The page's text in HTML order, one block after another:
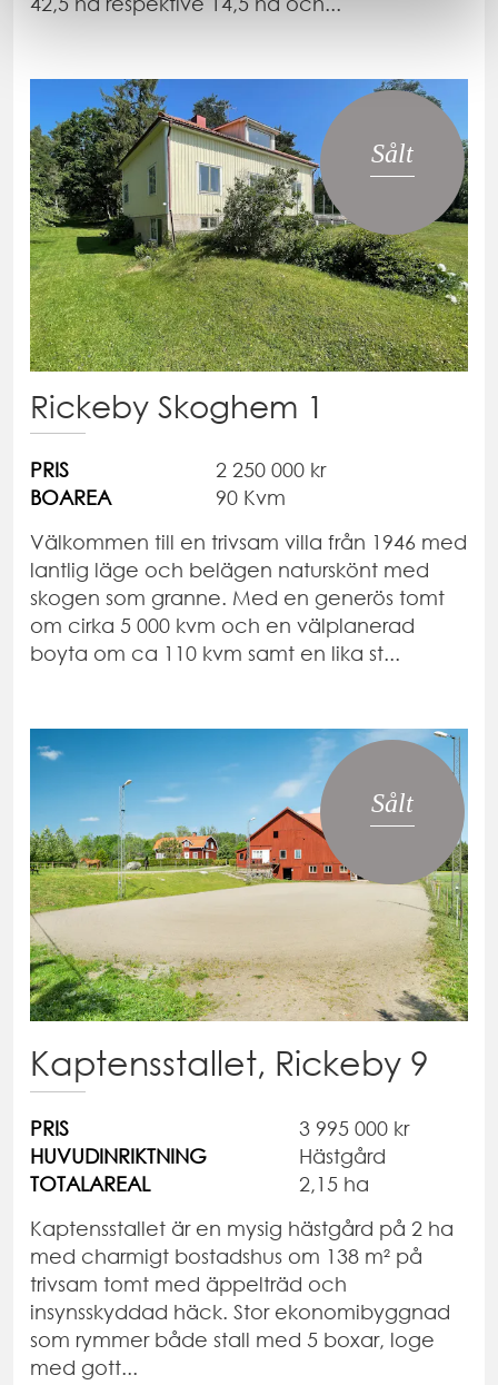
Sålt
Rickeby Skoghem 1
PRIS
2 250 000 kr
BOAREA
90 Kvm
Välkommen till en trivsam villa från 1946 med
lantlig läge och belägen naturskönt med
skogen som granne. Med en generös tomt
om cirka 5 000 kvm och en välplanerad
boyta om ca 110 kvm samt en lika st...
Sålt
Kaptensstallet, Rickeby 9
PRIS
3 995 000 kr
HUVUDINRIKTNING
Hästgård
TOTALAREAL
2,15 ha
Kaptensstallet är en mysig hästgård på 2 ha
med charmigt bostadshus om 138 m² på
trivsam tomt med äppelträd och
insynsskyddad häck. Stor ekonomibyggnad
som rymmer både stall med 5 boxar, loge
med gott...